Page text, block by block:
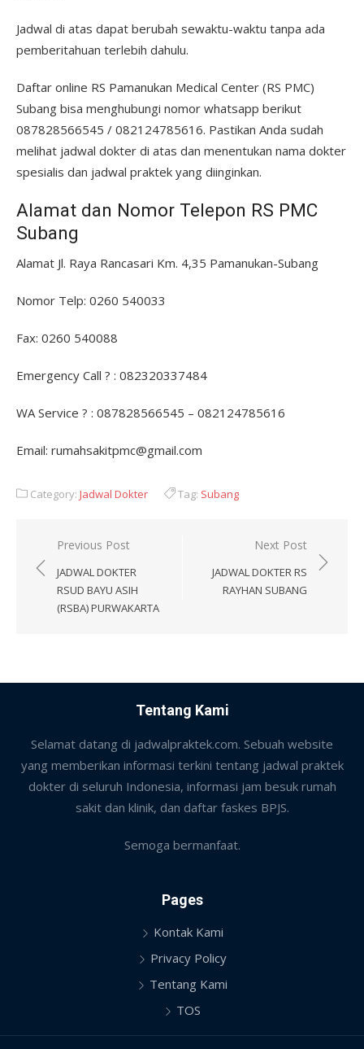
Jadwal di atas dapat berubah sewaktu-waktu tanpa ada
pemberitahuan terlebih dahulu.
Daftar online RS Pamanukan Medical Center (RS PMC)
Subang bisa menghubungi nomor whatsapp berikut
087828566545 / 082124785616. Pastikan Anda sudah
melihat jadwal dokter di atas dan menentukan nama dokter
spesialis dan jadwal praktek yang diinginkan.
Alamat dan Nomor Telepon RS PMC
Subang
Alamat Jl. Raya Rancasari Km. 4,35 Pamanukan-Subang
Nomor Telp: 0260 540033
Fax: 0260 540088
Emergency Call ? : 082320337484
WA Service ? : 087828566545 – 082124785616
Email: rumahsakitpmc@gmail.com
Category: Jadwal Dokter Tag: Subang
Post
navigation
Previous Post
JADWAL DOKTER
RSUD BAYU ASIH
(RSBA) PURWAKARTA
Next Post
JADWAL DOKTER RS
RAYHAN SUBANG
Tentang Kami
Selamat datang di jadwalpraktek.com. Sebuah website
yang memberikan informasi terkini tentang jadwal praktek
dokter di seluruh Indonesia, informasi jam besuk rumah
sakit dan klinik, dan daftar faskes BPJS.
Semoga bermanfaat.
Pages
Kontak Kami
Privacy Policy
Tentang Kami
TOS